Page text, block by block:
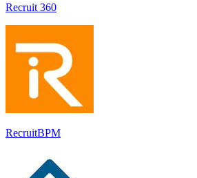
Recruit 360
RecruitBPM